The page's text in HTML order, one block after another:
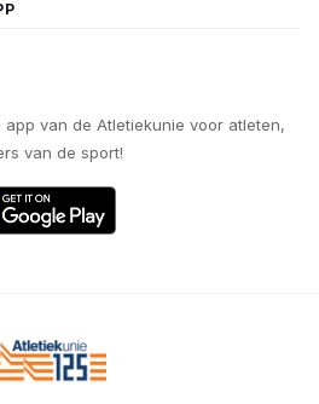
van de Atletiekunie voor atleten,
van de sport!